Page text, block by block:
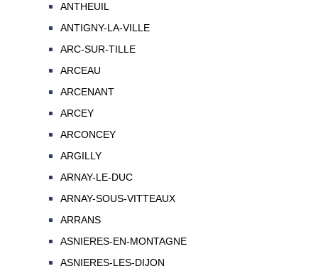
ANTHEUIL
ANTIGNY-LA-VILLE
ARC-SUR-TILLE
ARCEAU
ARCENANT
ARCEY
ARCONCEY
ARGILLY
ARNAY-LE-DUC
ARNAY-SOUS-VITTEAUX
ARRANS
ASNIERES-EN-MONTAGNE
ASNIERES-LES-DIJON